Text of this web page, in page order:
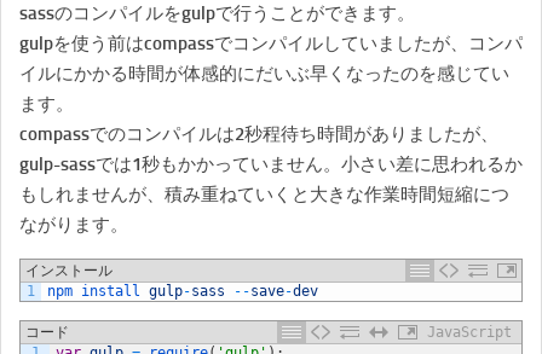
sassのコンパイルをgulpで行うことができます。
gulpを使う前はcompassでコンパイルしていましたが、コンパ
イルにかかる時間が体感的にだいぶ早くなったのを感じてい
ます。
compassでのコンパイルは2秒程待ち時間がありましたが、
gulp-sassでは1秒もかかっていません。小さい差に思われるか
もしれませんが、積み重ねていくと大きな作業時間短縮につ
ながります。
インストール
1
npm install gulp-sass --save-dev
コード
JavaScript